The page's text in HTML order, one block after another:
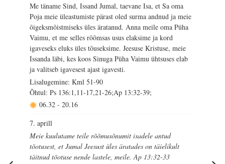
Me täname Sind, Issand Jumal, taevane Isa, et Sa oma
Poja meie üleastumiste pärast oled surma andnud ja meie
õigeksmõistmiseks üles äratanud. Anna meile oma Püha
Vaimu, et me selles rõõmsas usus elaksime ja kord
igaveseks eluks üles tõuseksime. Jeesuse Kristuse, meie
Issanda läbi, kes koos Sinuga Püha Vaimu ühtsuses elab
ja valitseb igavesest ajast igavesti.
Lisalugemine: Kml 51-90
Õhtul: Ps 136:1,11-17,21-26;Ap 13:32-39;
06.32 - 20.16
7. aprill
Meie kuulutame teile rõõmusõnumit isadele antud
tõotusest, et Jumal Jeesust üles äratades on täielikult
täitnud tõotuse nende lastele, meile. Ap 13:32-33